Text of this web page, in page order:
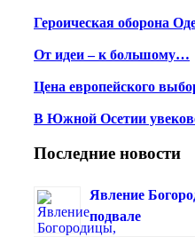
Героическая оборона
От идеи – к большому…
Цена европейского
В Южной Осетии
Последние новости
Явление
подвале